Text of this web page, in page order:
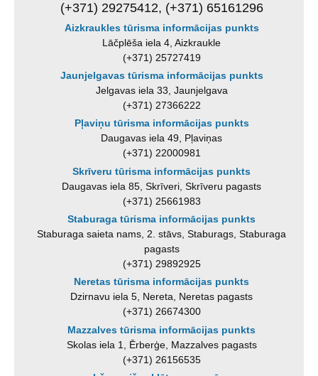
(+371) 29275412, (+371) 65161296
Aizkraukles tūrisma informācijas punkts
Lāčplēša iela 4, Aizkraukle
(+371) 25727419
Jaunjelgavas tūrisma informācijas punkts
Jelgavas iela 33, Jaunjelgava
(+371) 27366222
Pļaviņu tūrisma informācijas punkts
Daugavas iela 49, Pļaviņas
(+371) 22000981
Skrīveru tūrisma informācijas punkts
Daugavas iela 85, Skrīveri, Skrīveru pagasts
(+371) 25661983
Staburaga tūrisma informācijas punkts
Staburaga saieta nams, 2. stāvs, Staburags, Staburaga
pagasts
(+371) 29892925
Neretas tūrisma informācijas punkts
Dzirnavu iela 5, Nereta, Neretas pagasts
(+371) 26674300
Mazzalves tūrisma informācijas punkts
Skolas iela 1, Ērberģe, Mazzalves pagasts
(+371) 26156535